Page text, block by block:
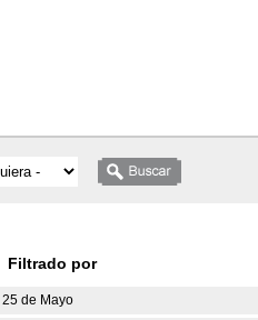
Filtrado por
25 de Mayo